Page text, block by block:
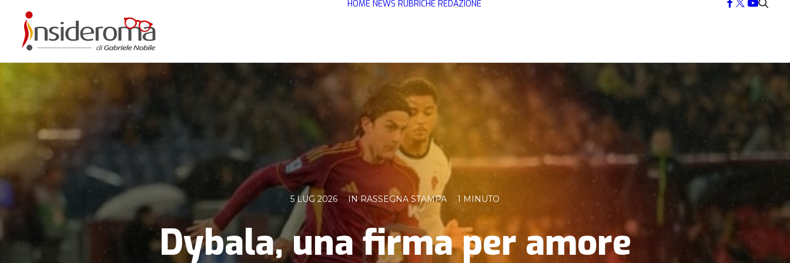
HOME NEWS RUBRICHE REDAZIONE
5 LUG 2026 INRASSEGNA STAMPA 1 MINUTO
Dybala, una firma per amore